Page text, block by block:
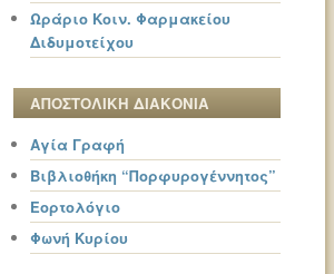
Ωράριο Κοιν. Φαρμακείου
Διδυμοτείχου
ΑΠΟΣΤΟΛΙΚΗ ΔΙΑΚΟΝΙΑ
Αγία Γραφή
Βιβλιοθήκη “Πορφυρογέννητος”
Εορτολόγιο
Φωνή Κυρίου